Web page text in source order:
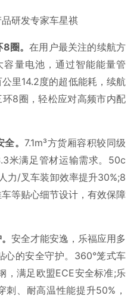
研发专家车星祺
8圈。在用户最关注的续航方
量电池，通过智能能量管
里14.2度的超低能耗，续航
8圈，轻松应对高频市内配
全。7.1m³方货厢容积较同级
米满足管材运输需求。50c
力/叉车装卸效率提升30%;8
等贴心细节设计，有效保障
安全才能安逸，乐福应用多
心的安全守护。360°笼式车
，满足欧盟ECE安全标准;乐
、耐高温性能提升50%，